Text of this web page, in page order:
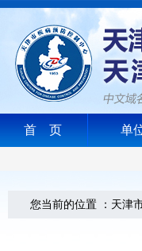
首 页 单
您当前的位置 ： 天津